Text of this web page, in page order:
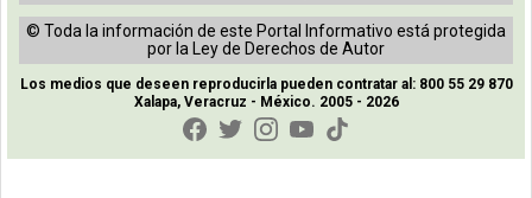
© Toda la información de este Portal Informativo está protegida
por la Ley de Derechos de Autor
Los medios que deseen reproducirla pueden contratar al: 800 55 29 870
Xalapa, Veracruz - México. 2005 - 2026